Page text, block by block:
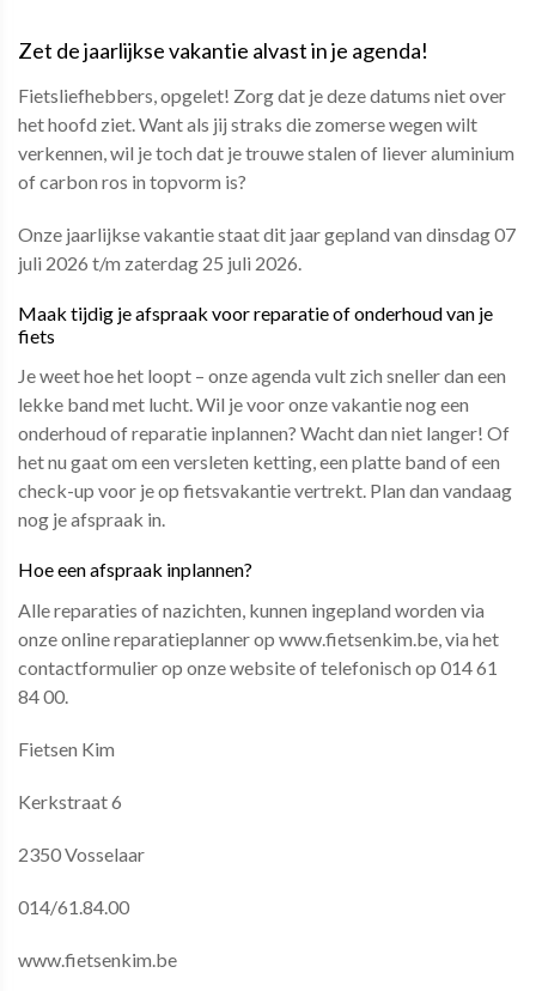
Zet de jaarlijkse vakantie alvast in je agenda!
Fietsliefhebbers, opgelet! Zorg dat je deze datums niet over
het hoofd ziet. Want als jij straks die zomerse wegen wilt
verkennen, wil je toch dat je trouwe stalen of liever aluminium
of carbon ros in topvorm is?
Onze jaarlijkse vakantie staat dit jaar gepland van dinsdag 07
juli 2026 t/m zaterdag 25 juli 2026.
Maak tijdig je afspraak voor reparatie of onderhoud van je
fiets
Je weet hoe het loopt – onze agenda vult zich sneller dan een
lekke band met lucht. Wil je voor onze vakantie nog een
onderhoud of reparatie inplannen? Wacht dan niet langer! Of
het nu gaat om een versleten ketting, een platte band of een
check-up voor je op fietsvakantie vertrekt. Plan dan vandaag
nog je afspraak in.
Hoe een afspraak inplannen?
Alle reparaties of nazichten, kunnen ingepland worden via
onze online reparatieplanner op www.fietsenkim.be, via het
contactformulier op onze website of telefonisch op 014 61
84 00.
Fietsen Kim
Kerkstraat 6
2350 Vosselaar
014/61.84.00
www.fietsenkim.be